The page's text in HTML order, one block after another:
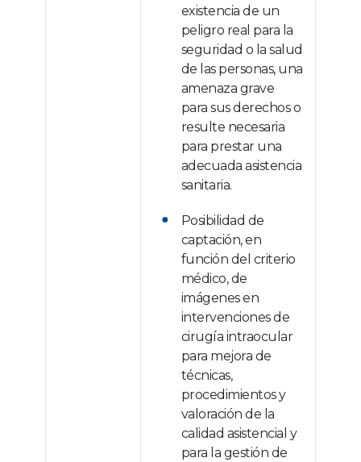
existencia de un
peligro real para la
seguridad o la salud
de las personas, una
amenaza grave
para sus derechos o
resulte necesaria
para prestar una
adecuada asistencia
sanitaria.
Posibilidad de
captación, en
función del criterio
médico, de
imágenes en
intervenciones de
cirugía intraocular
para mejora de
técnicas,
procedimientos y
valoración de la
calidad asistencial y
para la gestión de